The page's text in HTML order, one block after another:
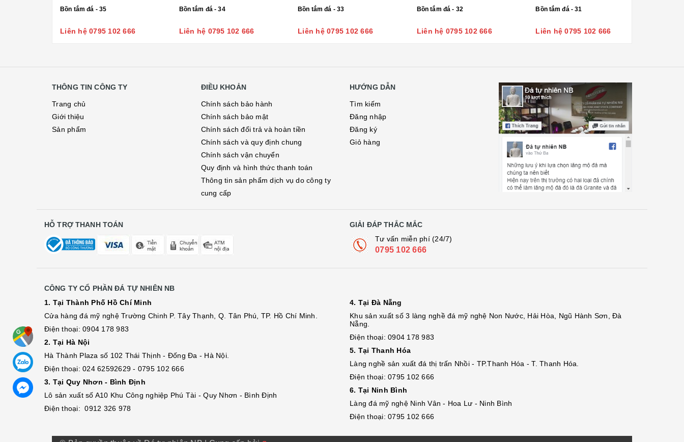
Bồn tắm đá - 35
Liên hệ 0795 102 666
Bồn tắm đá - 34
Liên hệ 0795 102 666
Bồn tắm đá - 33
Liên hệ 0795 102 666
Bồn tắm đá - 32
Liên hệ 0795 102 666
Bồn tắm đá - 31
Liên hệ 0795 102 666
THÔNG TIN CÔNG TY
Trang chủ
Giới thiệu
Sản phẩm
ĐIỀU KHOẢN
Chính sách bảo hành
Chính sách bảo mật
Chính sách đổi trả và hoàn tiền
Chính sách và quy định chung
Chính sách vận chuyển
Quy định và hình thức thanh toán
Thông tin sản phẩm dịch vụ do công ty
cung cấp
HƯỚNG DẪN
Tìm kiếm
Đăng nhập
Đăng ký
Giỏ hàng
HỖ TRỢ THANH TOÁN
GIẢI ĐÁP THẮC MẮC
Tư vấn miễn phí (24/7)
0795 102 666
CÔNG TY CỔ PHẦN ĐÁ TỰ NHIÊN NB
1. Tại Thành Phố Hồ Chí Minh
Cửa hàng đá mỹ nghệ Trường Chinh P. Tây Thạnh, Q. Tân Phú, TP. Hồ Chí Minh.
Điện thoại: 0904 178 983
2. Tại Hà Nội
Hà Thành Plaza số 102 Thái Thịnh - Đống Đa - Hà Nội.
Điện thoại: 024 62592629 - 0795 102 666
3. Tại Quy Nhơn - Bình Định
Lô sản xuất số A10 Khu Công nghiệp Phú Tài - Quy Nhơn - Bình Định
Điện thoại: 0912 326 978
4. Tại Đà Nẵng
Khu sản xuất số 3 làng nghề đá mỹ nghệ Non Nước, Hải Hòa, Ngũ Hành Sơn, Đà
Nẵng.
Điện thoại: 0904 178 983
5. Tại Thanh Hóa
Làng nghề sản xuất đá thị trấn Nhồi - TP.Thanh Hóa - T. Thanh Hóa.
Điện thoại: 0795 102 666
6. Tại Ninh Bình
Làng đá mỹ nghệ Ninh Vân - Hoa Lư - Ninh Bình
Điện thoại: 0795 102 666